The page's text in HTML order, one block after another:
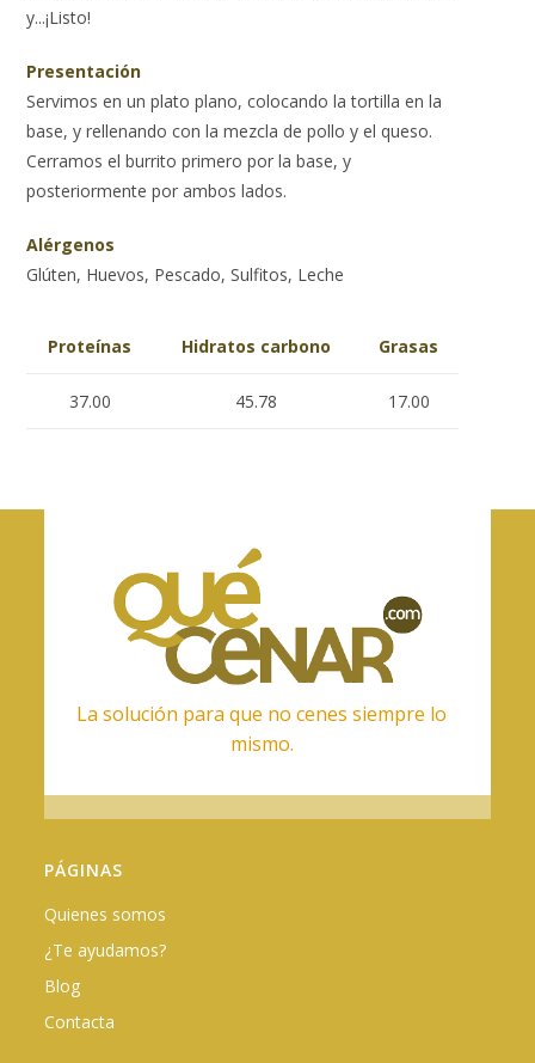
y...¡Listo!
Presentación
Servimos en un plato plano, colocando la tortilla en la
base, y rellenando con la mezcla de pollo y el queso.
Cerramos el burrito primero por la base, y
posteriormente por ambos lados.
Alérgenos
Glúten, Huevos, Pescado, Sulfitos, Leche
Proteínas Hidratos carbono Grasas
37.00 45.78 17.00
La solución para que no cenes siempre lo
mismo.
PÁGINAS
Quienes somos
¿Te ayudamos?
Blog
Contacta